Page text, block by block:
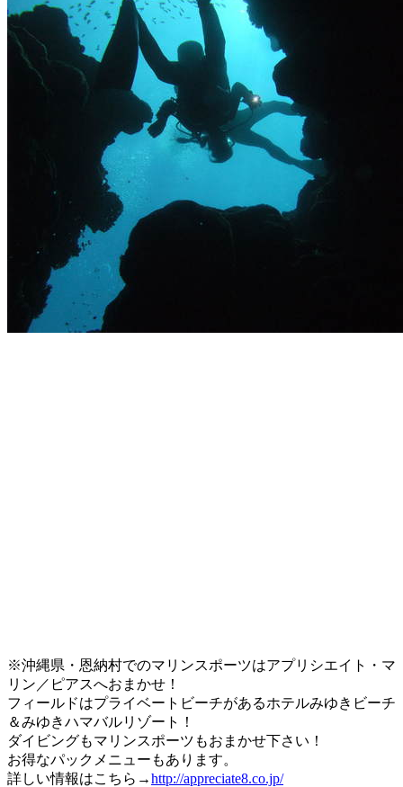
※沖縄県・恩納村でのマリンスポーツはアプリシエイト・マ
リン／ピアスへおまかせ！
フィールドはプライベートビーチがあるホテルみゆきビーチ
＆みゆきハマバルリゾート！
ダイビングもマリンスポーツもおまかせ下さい！
お得なパックメニューもあります。
詳しい情報はこちら→http://appreciate8.co.jp/